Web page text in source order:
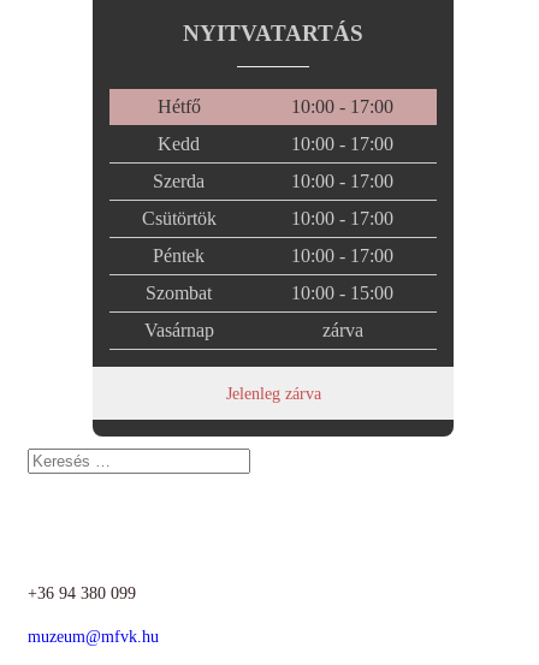
NYITVATARTÁS
Hétfő
10:00 - 17:00
Kedd
10:00 - 17:00
Szerda
10:00 - 17:00
Csütörtök
10:00 - 17:00
Péntek
10:00 - 17:00
Szombat
10:00 - 15:00
Vasárnap
zárva
Jelenleg zárva
Keresés
+36 94 380 099
muzeum@mfvk.hu